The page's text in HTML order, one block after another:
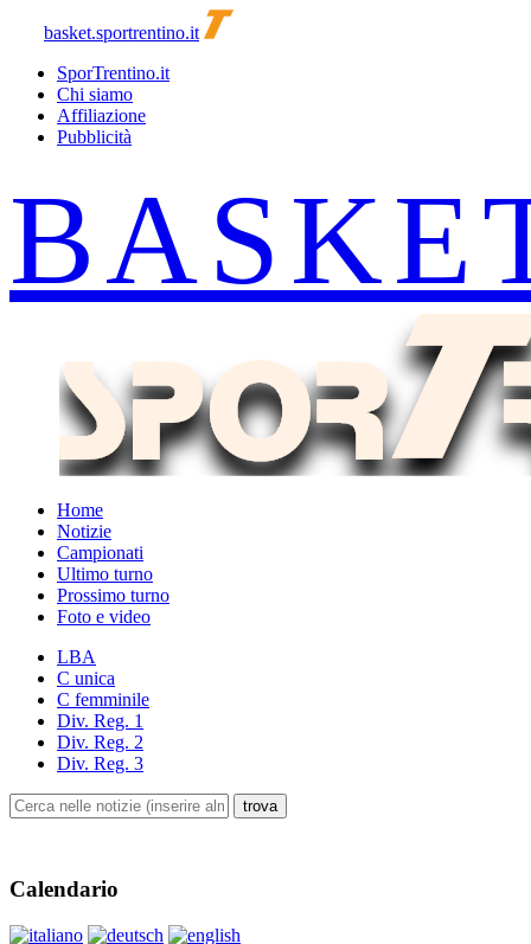
basket.sportrentino.it
SporTrentino.it
Chi siamo
Affiliazione
Pubblicità
Home
Notizie
Campionati
Ultimo turno
Prossimo turno
Foto e video
LBA
C unica
C femminile
Div. Reg. 1
Div. Reg. 2
Div. Reg. 3
Calendario